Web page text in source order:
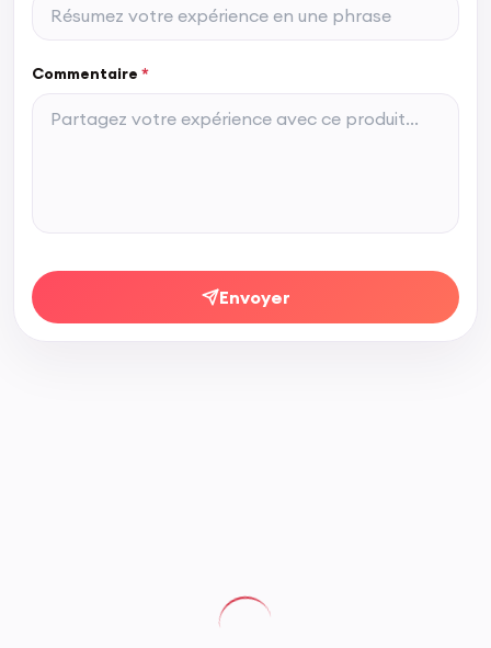
Commentaire *
Envoyer